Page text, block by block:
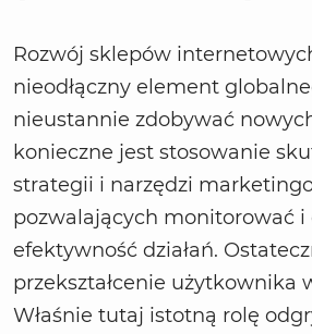
Rozwój sklepów
nieodłączny element
nieustannie zdobywać
konieczne jest stosowanie
strategii i narzędzi
pozwalających monitorować i
efektywność działań.
przekształcenie użytkownika
Właśnie tutaj istotną rolę